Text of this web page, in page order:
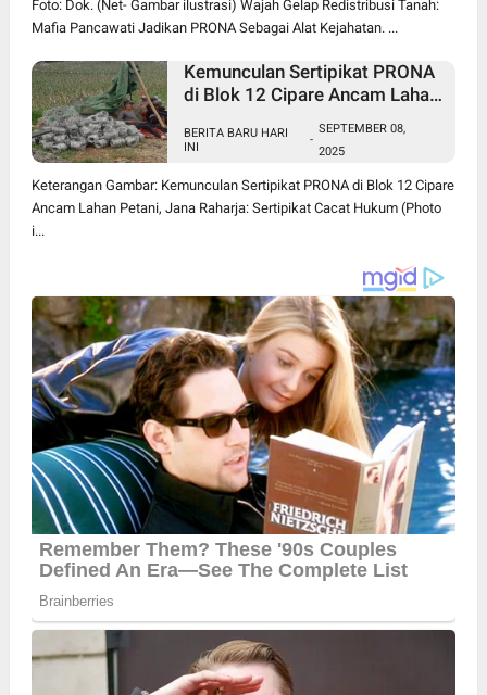
Foto: Dok. (Net- Gambar ilustrasi) Wajah Gelap Redistribusi Tanah:
Mafia Pancawati Jadikan PRONA Sebagai Alat Kejahatan. ...
Kemunculan Sertipikat PRONA
di Blok 12 Cipare Ancam Lahan
Cacat Hukum
BERITA BARU HARI
INI
-
SEPTEMBER 08,
2025
Keterangan Gambar: Kemunculan Sertipikat PRONA di Blok 12 Cipare
Ancam Lahan Petani, Jana Raharja: Sertipikat Cacat Hukum (Photo
i...